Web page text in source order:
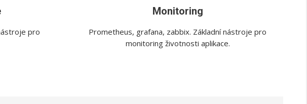
pro
Monitoring
Prometheus, grafana, zabbix. Základní nástroje pro
monitoring životnosti aplikace.